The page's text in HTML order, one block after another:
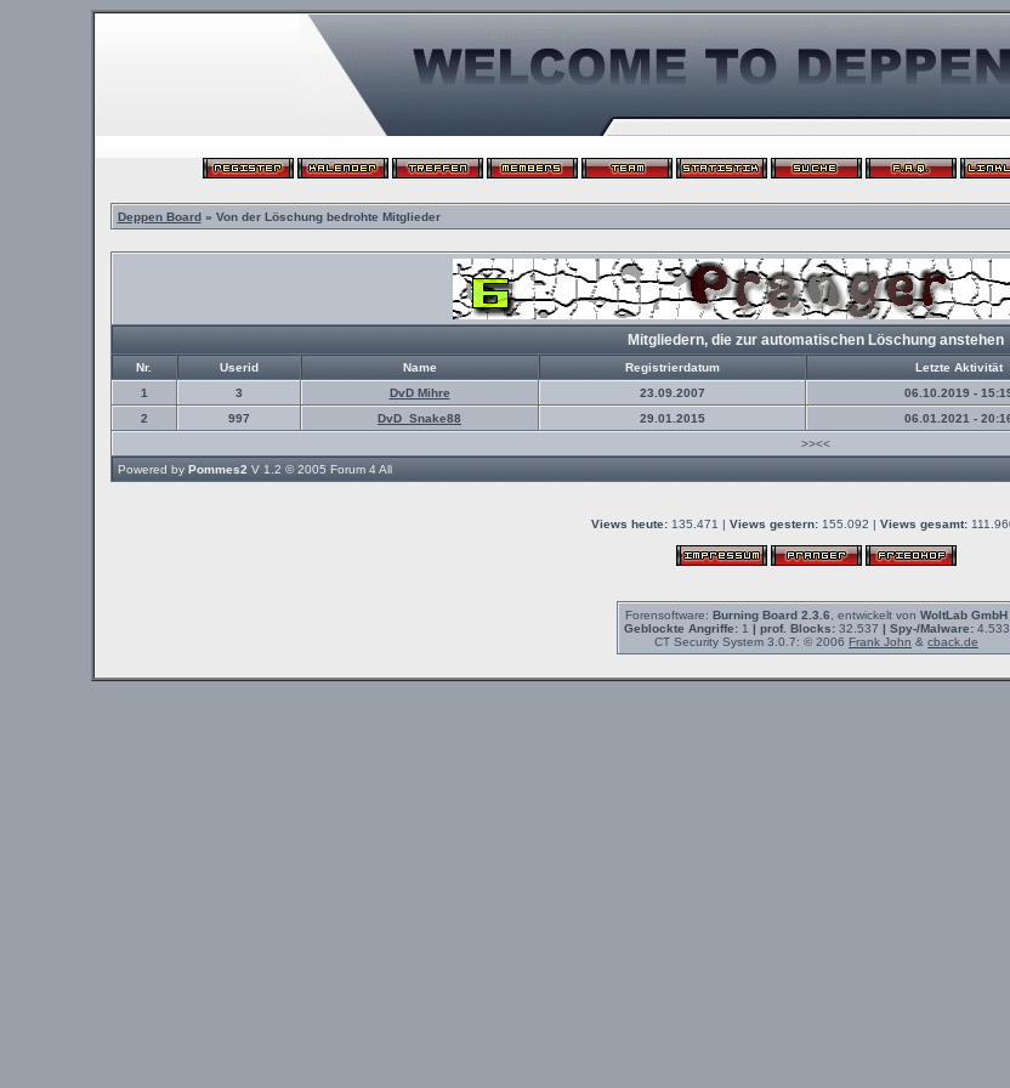
Deppen Board» Von der Löschung bedrohte Mitglieder
Mitgliedern, die zur automatischen Löschung anstehen
Nr. Userid Name Registrierdatum Letzte Aktivität
1
3 DvD Mihre 23.09.2007 06.10.2019 -
2
997 DvD_Snake88 29.01.2015 06.01.2021 -
>><<
Powered by Pommes2 V 1.2 © 2005 Forum 4 All
Views heute:135.471 | Views gestern:155.092 | Views gesamt:
Forensoftware: Burning Board 2.3.6 , entwickelt von WoltLab GmbH
Geblockte Angriffe:1 | prof. Blocks:32.537 | Spy-/Malware:4.533
CT Security System 3.0.7: © 2006 Frank John & cback.de